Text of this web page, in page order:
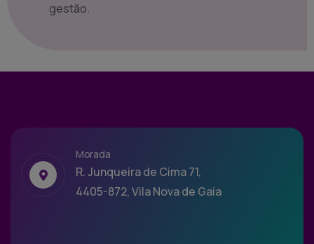
gestão.
Morada
R. Junqueira de Cima 71,
4405-872, Vila Nova de Gaia